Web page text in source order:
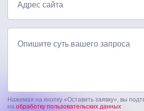
Адрес сайта
Опишите суть вашего запроса
Нажимая на кнопку «Оставить заявку», вы
на обработку пользовательских данных